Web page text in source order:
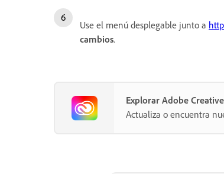
Use el menú desplegable junto a
cambios.
Explorar Adobe
Actualiza o encuentra